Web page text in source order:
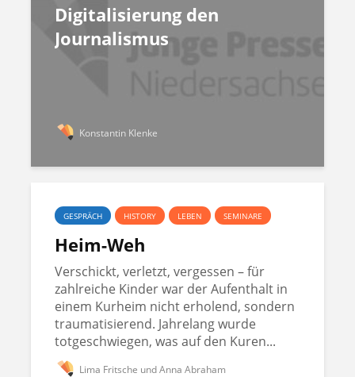
Digitalisierung den
Journalismus
Konstantin Klenke
GESPRÄCH HISTORY LEBEN SEMINARE
Heim-Weh
Verschickt, verletzt, vergessen – für
zahlreiche Kinder war der Aufenthalt in
einem Kurheim nicht erholend, sondern
traumatisierend. Jahrelang wurde
totgeschwiegen, was auf den Kuren...
Lima Fritsche und Anna Abraham